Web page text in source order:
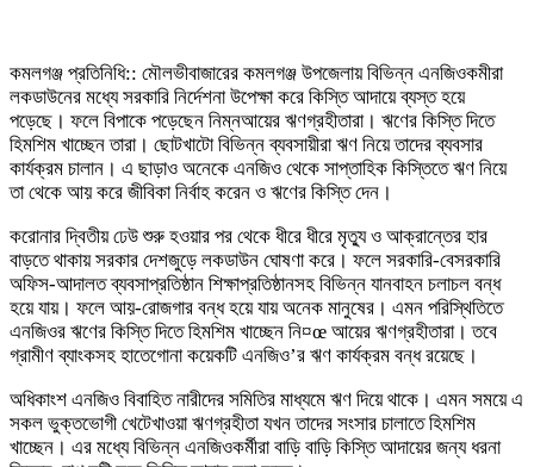
কমলগঞ্জ প্রতিনিধি:: মৌলভীবাজারের কমলগঞ্জ উপজেলায় বিভিন্ন এনজিওকমীরা
লকডাউনের মধ্যে সরকারি নির্দেশনা উপেক্ষা করে কিস্তি আদায়ে ব্যস্ত হয়ে
পড়েছে। ফলে বিপাকে পড়েছেন নিম্নআয়ের ঋণগ্রহীতারা। ঋণের কিস্তি দিতে
হিমশিম খাচ্ছেন তারা। ছোটখাটো বিভিন্ন ব্যবসায়ীরা ঋণ নিয়ে তাদের ব্যবসার
কার্যক্রম চালান। এ ছাড়াও অনেকে এনজিও থেকে সাপ্তাহিক কিস্তিতে ঋণ নিয়ে
তা থেকে আয় করে জীবিকা নির্বাহ করেন ও ঋণের কিস্তি দেন।
করোনার দ্বিতীয় ঢেউ শুরু হওয়ার পর থেকে ধীরে ধীরে মৃত্যু ও আক্রান্তের হার
বাড়তে থাকায় সরকার দেশজুড়ে লকডাউন ঘোষণা করে। ফলে সরকারি-বেসরকারি
অফিস-আদালত ব্যবসাপ্রতিষ্ঠান শিক্ষাপ্রতিষ্ঠানসহ বিভিন্ন যানবাহন চলাচল বন্ধ
হয়ে যায়। ফলে আয়-রোজগার বন্ধ হয়ে যায় অনেক মানুষের। এমন পরিস্থিতিতে
এনজিওর ঋণের কিস্তি দিতে হিমশিম খাচ্ছেন নি¤œ আয়ের ঋণগ্রহীতারা। তবে
গ্রামীণ ব্যাংকসহ হাতেগোনা কয়েকটি এনজিও’র ঋণ কার্যক্রম বন্ধ রয়েছে।
অধিকাংশ এনজিও বিবাহিত নারীদের সমিতির মাধ্যমে ঋণ দিয়ে থাকে। এমন সময়ে এ
সকল ভুক্তভোগী খেটেখাওয়া ঋণগ্রহীতা যখন তাদের সংসার চালাতে হিমশিম
খাচ্ছেন। এর মধ্যে বিভিন্ন এনজিওকর্মীরা বাড়ি বাড়ি কিস্তি আদায়ের জন্য ধরনা